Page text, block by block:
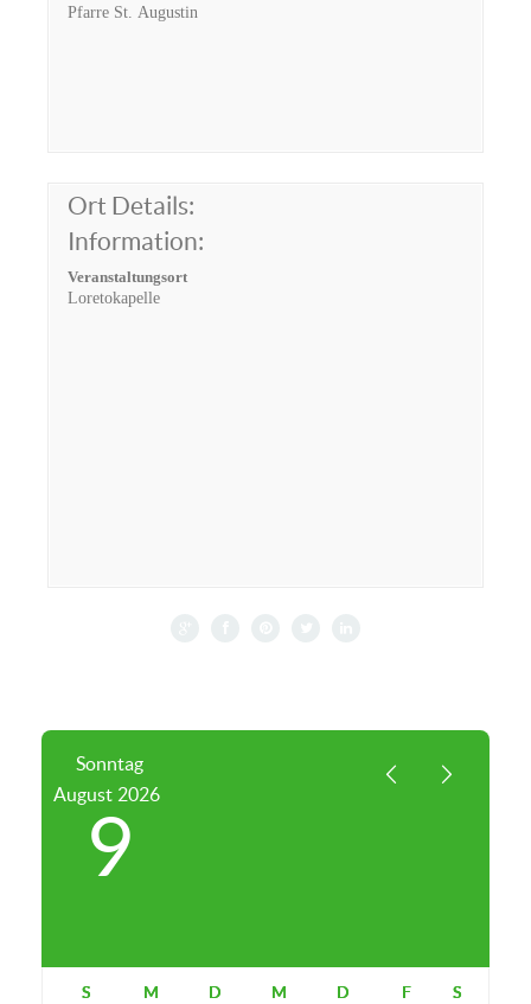
Pfarre St. Augustin
Ort Details:
Information:
Veranstaltungsort
Loretokapelle
Sonntag
August 2026
9
S M D M D F S